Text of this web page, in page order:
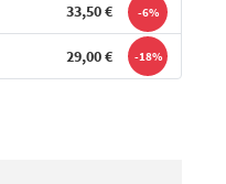
33,50 € -6%
29,00 € -18%